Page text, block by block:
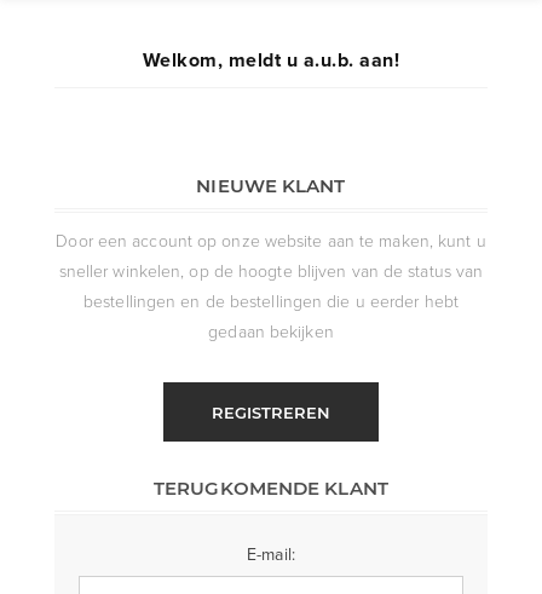
Welkom, meldt u a.u.b. aan!
NIEUWE KLANT
Door een account op onze website aan te maken, kunt u
sneller winkelen, op de hoogte blijven van de status van
bestellingen en de bestellingen die u eerder hebt
gedaan bekijken
REGISTREREN
TERUGKOMENDE KLANT
E-mail: